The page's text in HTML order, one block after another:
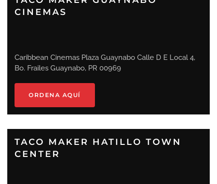
CINEMAS
Caribbean Cinemas Plaza Guaynabo Calle D E Local 4,
Bo. Frailes Guaynabo, PR 00969
ORDENA AQUÍ
TACO MAKER HATILLO TOWN
CENTER